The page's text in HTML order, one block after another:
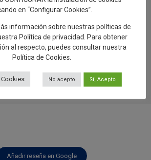
Añadir reseña en Google
en “Configurar Cookies”.
información sobre nuestras políticas de
Política de privacidad. Para obtener
al respecto, puedes consultar nuestra
Política de Cookies.
No acepto Sí, Acepto